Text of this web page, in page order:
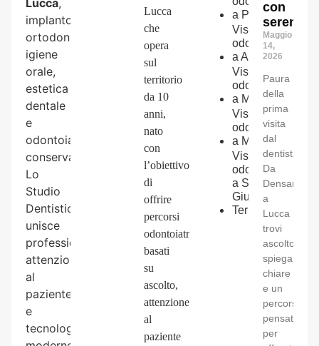
Lucca,
implantologia,
ortodonzia,
igiene
orale,
estetica
dentale
e
odontoiatria
conservativa.
Lo
Studio
Dentistico
unisce
professionalità,
attenzione
al
paziente
e
tecnologie
Lucca
che
opera
sul
territorio
da 10
anni,
nato
con
l’obiettivo
di
offrire
percorsi
odontoiatrici
basati
su
ascolto,
attenzione
al
paziente
a Porcari
Visita
odontoiatrica
a Altopascio
Visita
odontoiatrica
a Montecarlo
Visita
odontoiatrica
a Marlia
Visita
odontoiatrica
a San
Giuliano
Terme
con
serenità
Maggio
14,
2026
Paura
della
prima
visita
dal
dentista?
Da
Densanea
a
Lucca
trovi
ascolto,
spiegazioni
chiare
e un
percorso
pensato
per